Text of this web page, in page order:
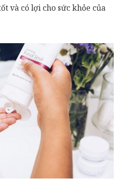
và có lợi cho sức khỏe của